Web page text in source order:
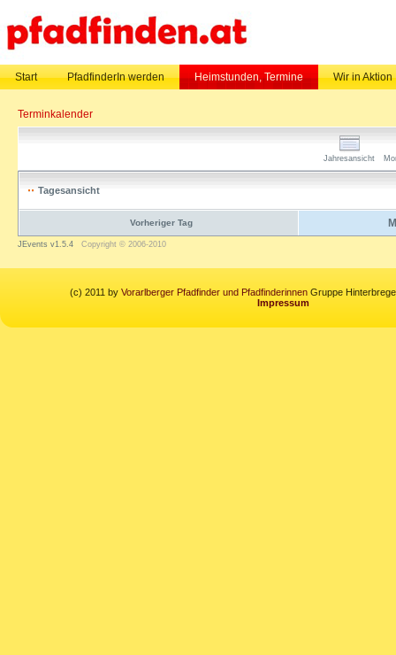
Start PfadfinderIn werden Heimstunden, Termine Wir in Aktion
Terminkalender
Jahresansicht
Tagesansicht
Vorheriger Tag
JEvents v1.5.4 Copyright © 2006-2010
(c) 2011 by Vorarlberger Pfadfinder und PfadfinderinnenGruppe
Impressum